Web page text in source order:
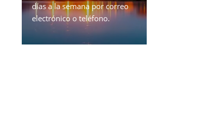
días a la semana por correo
electrónico o teléfono.